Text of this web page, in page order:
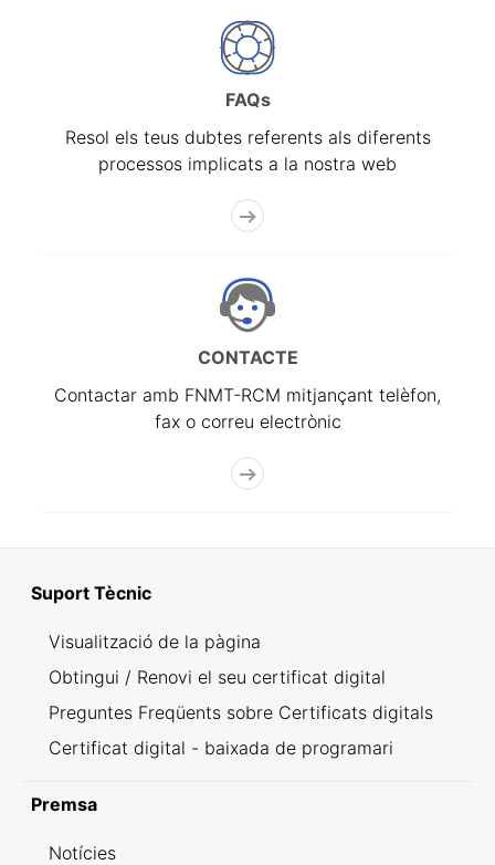
FAQs
Resol els teus dubtes referents als diferents
processos implicats a la nostra web
CONTACTE
Contactar amb FNMT-RCM mitjançant telèfon,
fax o correu electrònic
Suport Tècnic
Visualització de la pàgina
Obtingui / Renovi el seu certificat digital
Preguntes Freqüents sobre Certificats digitals
Certificat digital - baixada de programari
Premsa
Notícies